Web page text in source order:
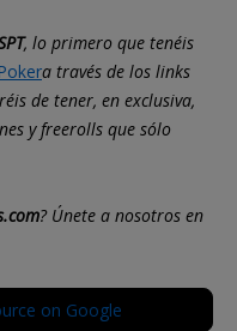
, lo primero que tenéis
a través de los links
de tener, en exclusiva,
y freerolls que sólo
? Únete a nosotros en